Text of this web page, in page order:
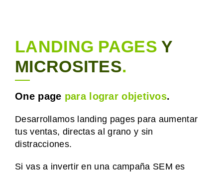
LANDING PAGESY
MICROSITES.
One page para lograr objetivos.
Desarrollamos landing pages para aumentar
tus ventas, directas al grano y sin
distracciones.
Si vas a invertir en una campaña SEM es